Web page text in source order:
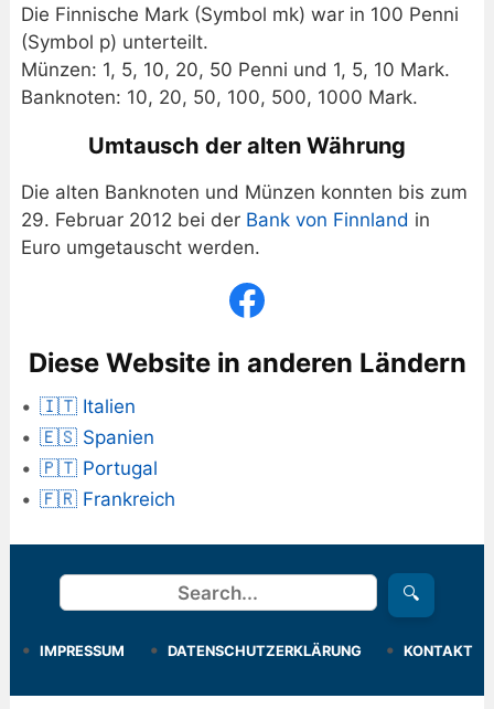
Die Finnische Mark (Symbol mk) war in 100 Penni
(Symbol p) unterteilt.
Münzen: 1, 5, 10, 20, 50 Penni und 1, 5, 10 Mark.
Banknoten: 10, 20, 50, 100, 500, 1000 Mark.
Umtausch der alten Währung
Die alten Banknoten und Münzen konnten bis zum
29. Februar 2012 bei der Bank von Finnland in
Euro umgetauscht werden.
Diese Website in anderen Ländern
🇮🇹 Italien
🇪🇸 Spanien
🇵🇹 Portugal
🇫🇷 Frankreich
Suchen 🔍
IMPRESSUM DATENSCHUTZERKLÄRUNG KONTAKT